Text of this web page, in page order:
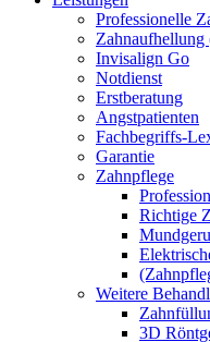
Professionelle
Invisalign Go
Notdienst
Erstberatung
Angstpatienten
Fachbegriffs-
Garantie
Zahnpflege
Richtige
Weitere
3D